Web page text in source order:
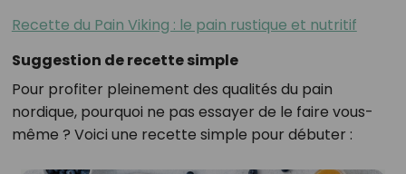
Recette du Pain Viking : le pain rustique et nutritif
Suggestion de recette simple
Pour profiter pleinement des qualités du pain
nordique, pourquoi ne pas essayer de le faire vous-
même ? Voici une recette simple pour débuter :